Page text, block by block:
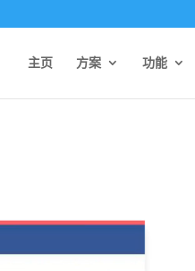
主页 方案 功能